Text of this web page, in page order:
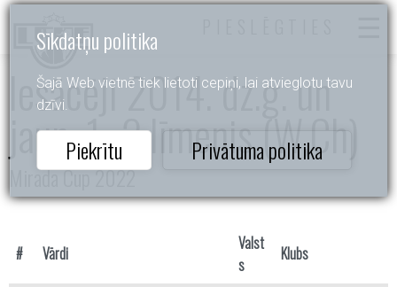
Sīkdatņu politika
Šajā Web vietnē tiek lietoti cepiņi, lai atvieglotu tavu
dzīvi.
Piekrītu Privātuma politika
Iesācēji 2014. dz.g. un
jaun. 1.-2.līmenis (W,Ch)
Mirada Cup 2022
# Vārdi
Valst
s
Klubs